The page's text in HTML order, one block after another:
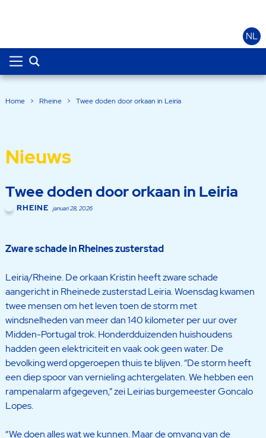
NL
Home > Rheine > Twee doden door orkaan in Leiria
Nieuws
Twee doden door orkaan in Leiria
RHEINE januari 28, 2026
Zware schade in Rheines zusterstad
Leiria/Rheine. De orkaan Kristin heeft zware schade
aangericht in Rheinede zusterstad Leiria. Woensdag kwamen
twee mensen om het leven toen de storm met
windsnelheden van meer dan 140 kilometer per uur over
Midden-Portugal trok. Honderdduizenden huishoudens
hadden geen elektriciteit en vaak ook geen water. De
bevolking werd opgeroepen thuis te blijven. “De storm heeft
een diep spoor van vernieling achtergelaten. We hebben een
rampenalarm afgegeven,” zei Leirias burgemeester Goncalo
Lopes.
“We doen alles wat we kunnen. Maar de omvang van de